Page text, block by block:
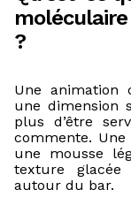
?
Une animation
une dimension
plus d’être
commente.
une mousse
texture
autour du bar.